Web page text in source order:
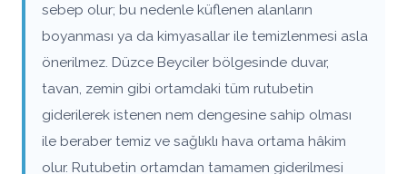
sebep olur; bu nedenle küflenen alanların
boyanması ya da kimyasallar ile temizlenmesi asla
önerilmez. Düzce Beyciler bölgesinde duvar,
tavan, zemin gibi ortamdaki tüm rutubetin
giderilerek istenen nem dengesine sahip olması
ile beraber temiz ve sağlıklı hava ortama hâkim
olur. Rutubetin ortamdan tamamen giderilmesi